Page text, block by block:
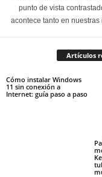
punto de vista
acontece tanto en
Artículos
Cómo instalar Windows
11 sin conexión a
Internet: guía paso a paso